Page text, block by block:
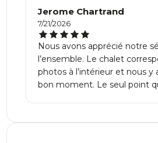
Jerome Chartrand
7/21/2026
Nous avons apprécié notre
l’ensemble. Le chalet
photos à l’intérieur et nous y
bon moment. Le seul point
est un peu moins en forêt